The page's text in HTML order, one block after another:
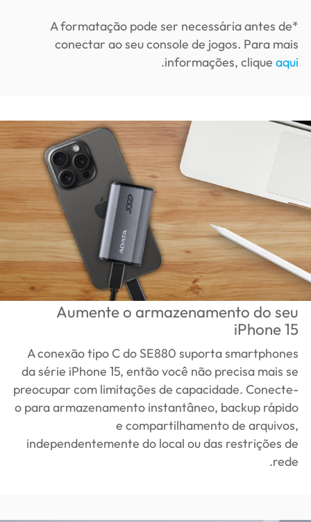
*A formatação pode ser necessária antes de
conectar ao seu console de jogos. Para mais
informações, cliqueaqui
.
Aumente o armazenamento do seu
iPhone 15
A conexão tipo C do SE880 suporta smartphones
da série iPhone 15, então você não precisa mais se
preocupar com limitações de capacidade. Conecte-
o para armazenamento instantâneo, backup rápido
e compartilhamento de arquivos,
independentemente do local ou das restrições de
rede.